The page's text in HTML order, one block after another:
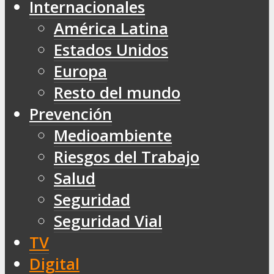
Internacionales
América Latina
Estados Unidos
Europa
Resto del mundo
Prevención
Medioambiente
Riesgos del Trabajo
Salud
Seguridad
Seguridad Vial
TV
Digital